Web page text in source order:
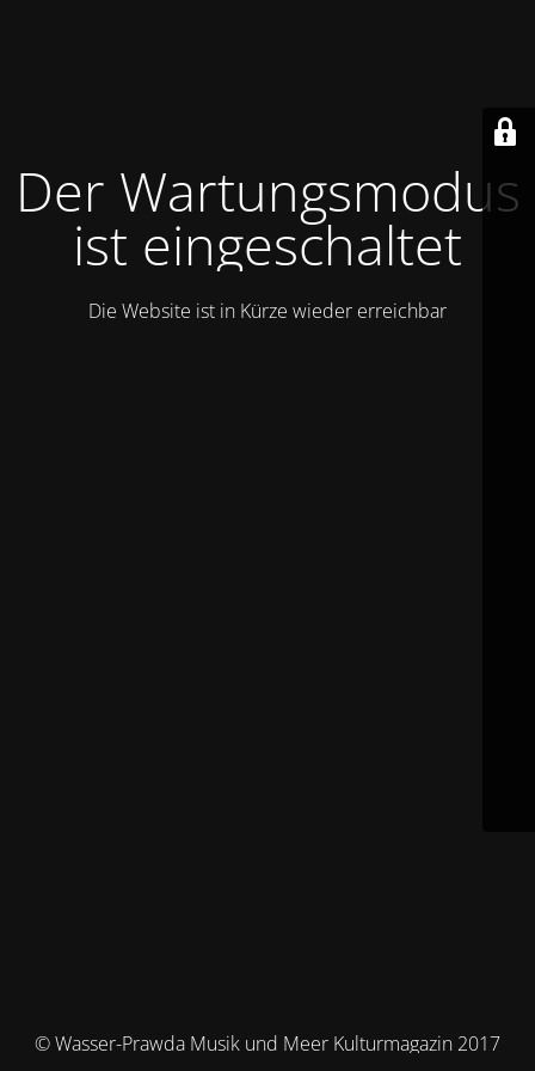
Der Wartungsmodus
ist eingeschaltet
Die Website ist in Kürze wieder erreichbar
© Wasser-Prawda Musik und Meer Kulturmagazin 2017